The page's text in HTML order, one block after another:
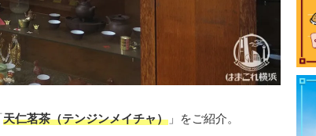
天仁茗茶（テンジンメイチャ） 」をご紹介。